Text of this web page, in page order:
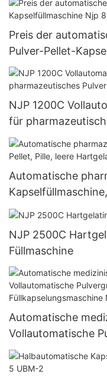
Preis der
Pulver-Pellet-
NJP 1200C
für
Automatische
Hartgelatinekapsel-
NJP 2500C
Füllmaschine
Automatische
Vollautomatische
3800D